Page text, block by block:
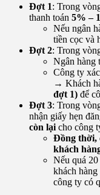
Đợt 1: Trong
thanh toán 5% –
Nếu ngân
tiền cọc và
Đợt 2: Trong
Ngân hàng
Công ty
→ Khách
đợt 1) để
Đợt 3: Trong
nhận giấy hẹn
còn lại cho công
Đồng thời,
khách
Nếu quá
khách
công ty có